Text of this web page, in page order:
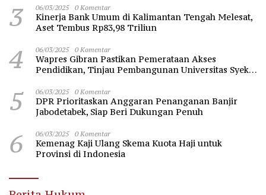
3 06/03/2025 0 Komentar
Kinerja Bank Umum di Kalimantan Tengah Melesat,
Aset Tembus Rp83,98 Triliun
4 06/03/2025 0 Komentar
Wapres Gibran Pastikan Pemerataan Akses
Pendidikan, Tinjau Pembangunan Universitas Syekh
5 06/03/2025 0 Komentar
DPR Prioritaskan Anggaran Penanganan Banjir
Jabodetabek, Siap Beri Dukungan Penuh
6 06/03/2025 0 Komentar
Kemenag Kaji Ulang Skema Kuota Haji untuk
Provinsi di Indonesia